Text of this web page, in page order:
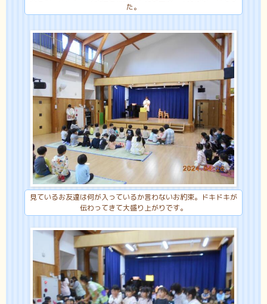
た。
見ているお友達は何が入っているか言わないお約束。ドキドキが
伝わってきて大盛り上がりです。